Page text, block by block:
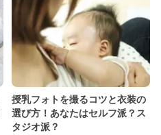
授乳フォトを撮るコツと衣装の
選び方！あなたはセルフ派？ス
タジオ派？